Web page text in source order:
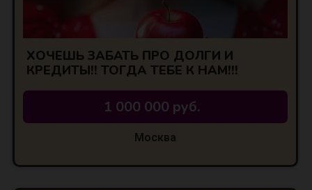
ХОЧЕШЬ ЗАБАТЬ ПРО ДОЛГИ И
КРЕДИТЫ!! ТОГДА ТЕБЕ К НАМ!!!
1 000 000 руб.
Москва